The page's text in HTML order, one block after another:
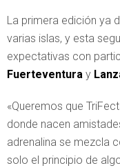
La primera edición ya
varias islas, y esta
expectativas con
Fuerteventura y
«Queremos que
donde nacen
adrenalina se mezcla
solo el principio de